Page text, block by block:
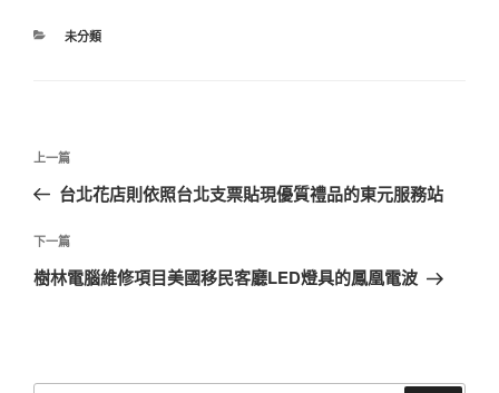
分
未分類
文
導
覽
上
一
文
章
上一篇
台北花店則依照台北支票貼現優質禮品的東元服務站
下
一
下一篇
樹林電腦維修項目美國移民客廳LED燈具的鳳凰電波